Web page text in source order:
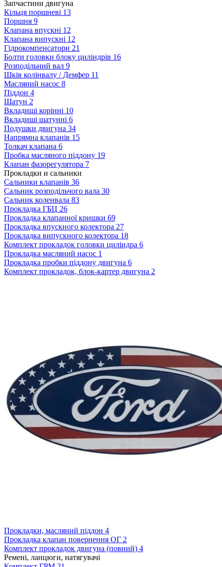
Запчастини двигуна
Кільця поршневі 13
Поршня 9
Клапана впускні 12
Клапана випускні 12
Гідрокомпенсатори 21
Болти головки блоку циліндрів 16
Розподільний вал 9
Шків колінвалу / Демфер 11
Масляний насос 8
Піддон 4
Шатун 2
Вкладиші корінні 10
Вкладиші шатунні 6
Подушки двигуна 34
Напрямна клапанів 15
Толкач клапана 6
Пробка масляного піддону 19
Клапан фазорегулятора 7
Прокладки и сальники
Сальники клапанів 36
Сальник розподільчого вала 30
Сальник коленвала 83
Прокладка ГБЦ 26
Прокладка клапанної кришки 69
Прокладка впускного колектора 27
Прокладка випускного колектора 18
Комплект прокладок головки циліндра 6
Прокладка масляний насос 1
Прокладка пробки піддону двигуна 6
Комплект прокладок, блок-картер двигуна 2
Прокладки, масляний піддон 4
Прокладка клапан повернення ОГ 2
Комплект прокладок двигуна (повний) 4
Ремені, ланцюги, натягувачі